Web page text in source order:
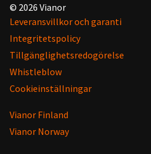
© 2026 Vianor
Leveransvillkor och garanti
Integritetspolicy
Tillgänglighetsredogörelse
Whistleblow
Cookieinställningar
Vianor Finland
Vianor Norway